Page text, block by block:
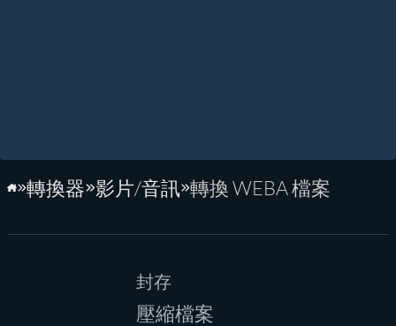
首頁
轉換器 影片/音訊 轉換 WEBA 檔案
封存
壓縮檔案